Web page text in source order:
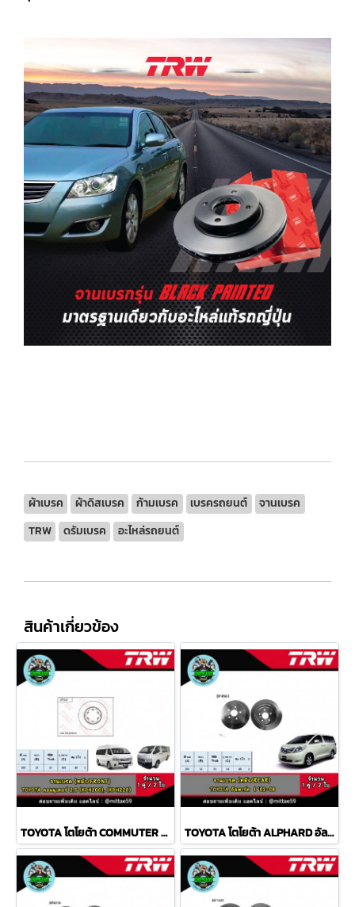
ผ้าเบรค ผ้าดิสเบรค ก้ามเบรค เบรครถยนต์
จานเบรค
TRW
ดรัมเบรค อะไหล่รถยนต์
สินค้าเกี่ยวข้อง
TOYOTA โตโยต้า COMMUTER คอมมูเตอร์ 2.5, 3.0 จานเบรค TRW หน้า TOYOTA โตโยต้า ALPHARD อัลพาร์ด I '02-08 จานเบรค TRW หลัง